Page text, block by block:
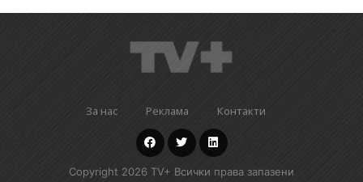
За нас Реклама Контакти
Copyright 2026 TV+ Всички права запазени